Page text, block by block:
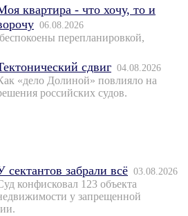
квартира - что хочу, то и
06.08.2026
перепланировкой,
сдвиг 04.08.2026
«дело Долиной» повлияло на
российских судов.
сектантов забрали всё 03.08.2026
конфисковал 123 объекта
у запрещенной